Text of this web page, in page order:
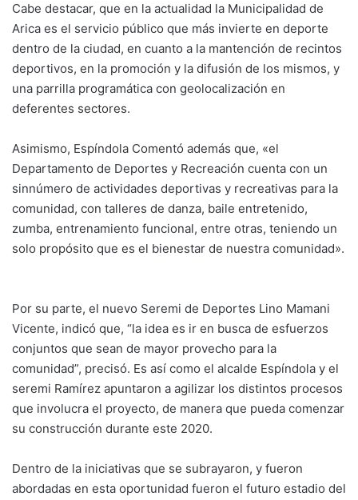
Cabe destacar, que en la actualidad la Municipalidad de
Arica es el servicio público que más invierte en deporte
dentro de la ciudad, en cuanto a la mantención de recintos
deportivos, en la promoción y la difusión de los mismos, y
una parrilla programática con geolocalización en
deferentes sectores.
Asimismo, Espíndola Comentó además que, «el
Departamento de Deportes y Recreación cuenta con un
sinnúmero de actividades deportivas y recreativas para la
comunidad, con talleres de danza, baile entretenido,
zumba, entrenamiento funcional, entre otras, teniendo un
solo propósito que es el bienestar de nuestra comunidad».
Por su parte, el nuevo Seremi de Deportes Lino Mamani
Vicente, indicó que, “la idea es ir en busca de esfuerzos
conjuntos que sean de mayor provecho para la
comunidad”, precisó. Es así como el alcalde Espíndola y el
seremi Ramírez apuntaron a agilizar los distintos procesos
que involucra el proyecto, de manera que pueda comenzar
su construcción durante este 2020.
Dentro de la iniciativas que se subrayaron, y fueron
abordadas en esta oportunidad fueron el futuro estadio del